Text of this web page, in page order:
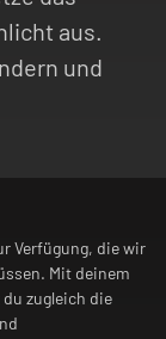
aus.
und
Verfügung, die wir
Mit deinem
du zugleich die